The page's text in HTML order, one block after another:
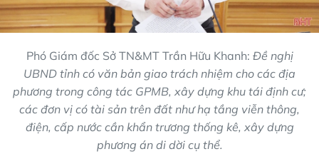
Phó Giám đốc Sở TN&MT Trần Hữu Khanh: Đề nghị
UBND tỉnh có văn bản giao trách nhiệm cho các địa
phương trong công tác GPMB, xây dựng khu tái định cư;
các đơn vị có tài sản trên đất như hạ tầng viễn thông,
điện, cấp nước cần khẩn trương thống kê, xây dựng
phương án di dời cụ thể.